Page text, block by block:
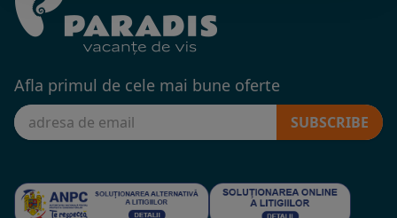
Afla primul de cele mai bune oferte
SUBSCRIBE